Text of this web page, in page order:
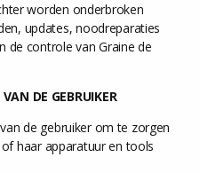
worden onderbroken
updates, noodreparaties
de controle van Graine de
DE GEBRUIKER
de gebruiker om te zorgen
haar apparatuur en tools